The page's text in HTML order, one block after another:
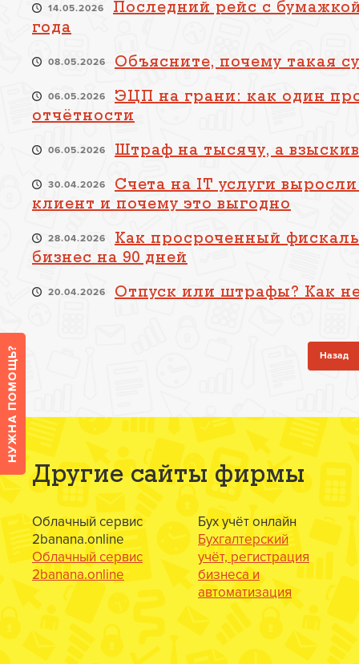
14.05.2026
Последний рейс с
года
08.05.2026 Объясните, почему такая
06.05.2026
ЭЦП на грани: как один
отчётности
06.05.2026 Штраф на тысячу, а
30.04.2026
Счета на IT услуги
клиент и почему это выгодно
28.04.2026
Как просроченный
бизнес на 90 дней
20.04.2026 Отпуск или штрафы? Как
Назад
Другие сайты фирмы
Облачный сервис
2banana.online
Облачный сервис
2banana.online
Бух учёт онлайн
Бухгалтерский
учёт, регистрация
бизнеса и
автоматизация